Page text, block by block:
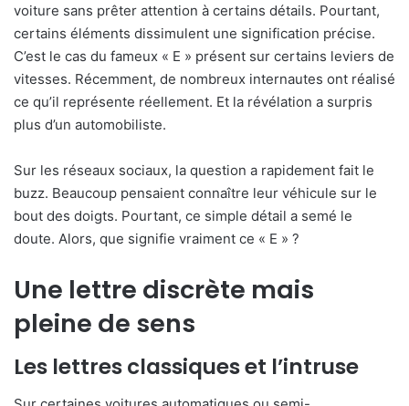
voiture sans prêter attention à certains détails. Pourtant,
certains éléments dissimulent une signification précise.
C’est le cas du fameux « E » présent sur certains leviers de
vitesses. Récemment, de nombreux internautes ont réalisé
ce qu’il représente réellement. Et la révélation a surpris
plus d’un automobiliste.
Sur les réseaux sociaux, la question a rapidement fait le
buzz. Beaucoup pensaient connaître leur véhicule sur le
bout des doigts. Pourtant, ce simple détail a semé le
doute. Alors, que signifie vraiment ce « E » ?
Une lettre discrète mais
pleine de sens
Les lettres classiques et l’intruse